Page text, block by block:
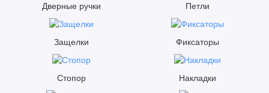
Дверные ручки Петли
Защелки Фиксаторы
Стопор Накладки